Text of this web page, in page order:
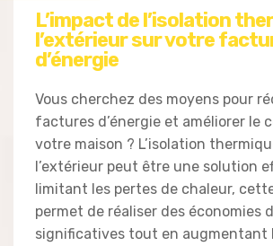
L’impact de l’isolation
l’extérieur sur votre
d’énergie
Vous cherchez des moyens pour
factures d’énergie et améliorer le
votre maison ? L’isolation
l’extérieur peut être une solution
limitant les pertes de chaleur,
permet de réaliser des économies
significatives tout en augmentant